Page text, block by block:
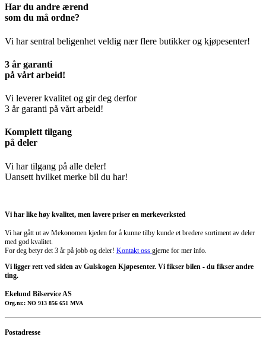
Har du andre ærend
som du må ordne?
Vi har sentral beligenhet veldig nær flere butikker og kjøpesenter!
3 år garanti
på vårt arbeid!
Vi leverer kvalitet og gir deg derfor
3 år garanti på vårt arbeid!
Komplett tilgang
på deler
Vi har tilgang på alle deler!
Uansett hvilket merke bil du har!
Vi har like høy kvalitet, men lavere priser en merkeverksted
Vi har gått ut av Mekonomen kjeden for å kunne tilby kunde et bredere sortiment av deler
med god kvalitet.
For deg betyr det 3 år på jobb og deler! Kontakt oss gjerne for mer info.
Vi ligger rett ved siden av Gulskogen Kjøpesenter. Vi fikser bilen - du fikser andre
ting.
Ekelund Bilservice AS
Org.nr.: NO 913 856 651 MVA
Postadresse